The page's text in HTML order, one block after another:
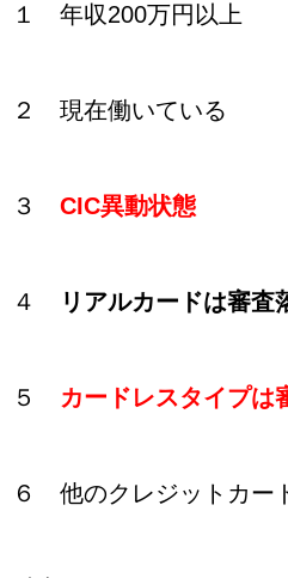
１ 年収200万円以上
２ 現在働いている
３ CIC異動状態
４ リアルカードは審査
５ カードレスタイプは
６ 他のクレジットカー